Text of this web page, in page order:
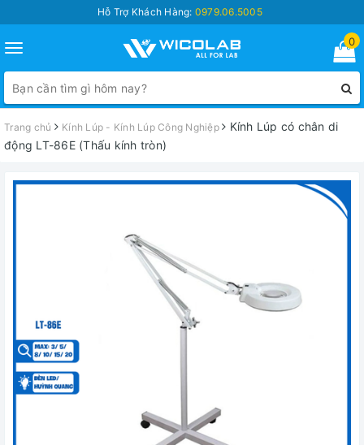
Hỗ Trợ Khách Hàng: 0979.06.5005
Toggle
navigation
0
Trang chủ Kính Lúp - Kính Lúp Công Nghiệp
Kính Lúp có chân di
động LT-86E (Thấu kính tròn)